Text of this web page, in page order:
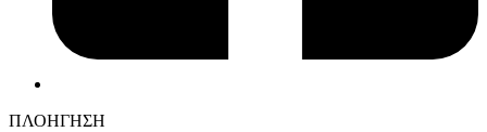
ΠΛΟΗΓΗΣΗ